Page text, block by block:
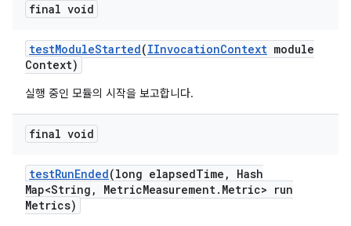
final void
testModuleStarted(IInvocationContext module
Context)
실행 중인 모듈의 시작을 보고합니다.
final void
testRunEnded(long elapsedTime ,
Hash
Map<String , MetricMeasurement. Metric> run
Metrics)